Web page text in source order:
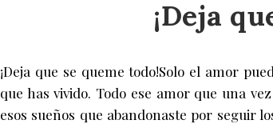
¡Deja
¡Deja que se queme todo!Solo el amor
que has vivido. Todo ese amor que una
esos sueños que abandonaste por seguir